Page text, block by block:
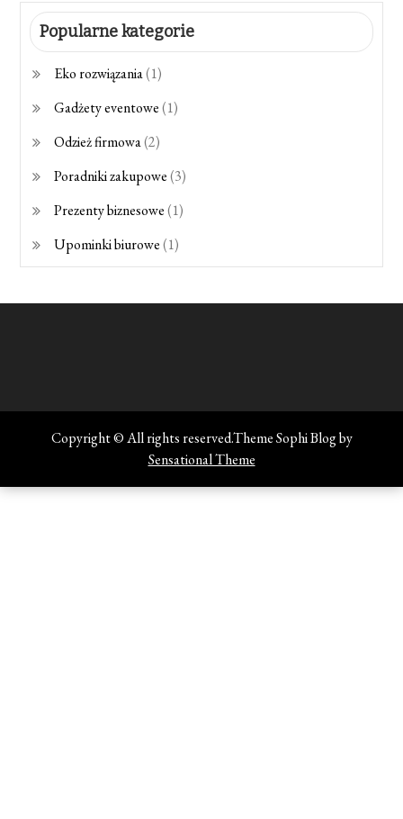
Popularne kategorie
Eko rozwiązania(1)
Gadżety eventowe(1)
Odzież firmowa(2)
Poradniki zakupowe(3)
Prezenty biznesowe(1)
Upominki biurowe(1)
Copyright © All rights reserved.Theme Sophi Blog by
Sensational Theme